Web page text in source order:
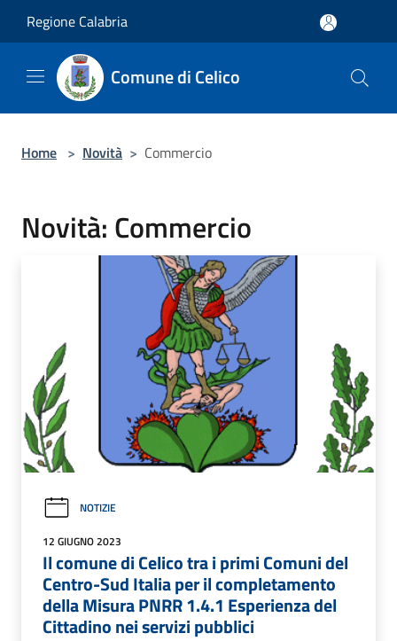
Regione Calabria
Comune di Celico
Home > Novità > Commercio
Novità: Commercio
NOTIZIE
12 GIUGNO 2023
Il comune di Celico tra i primi Comuni del
Centro-Sud Italia per il completamento
della Misura PNRR 1.4.1 Esperienza del
Cittadino nei servizi pubblici